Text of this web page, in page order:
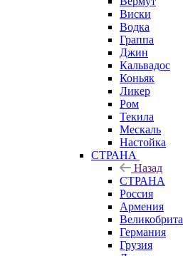
Виски
Водка
Граппа
Джин
Кальвадос
Коньяк
Ликер
Ром
Текила
Мескаль
Настойка
СТРАНА
Назад
СТРАНА
Россия
Армения
Германия
Грузия